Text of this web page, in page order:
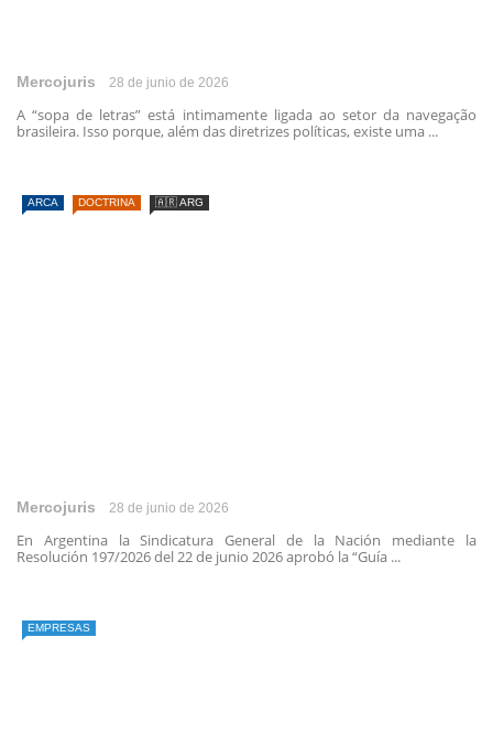
Mercojuris 28 de junio de 2026
A “sopa de letras” está intimamente ligada ao setor da navegação
brasileira. Isso porque, além das diretrizes políticas, existe uma ...
ARCA DOCTRINA 🇦🇷 ARG
Mercojuris 28 de junio de 2026
En Argentina la Sindicatura General de la Nación mediante la
Resolución 197/2026 del 22 de junio 2026 aprobó la “Guía ...
EMPRESAS